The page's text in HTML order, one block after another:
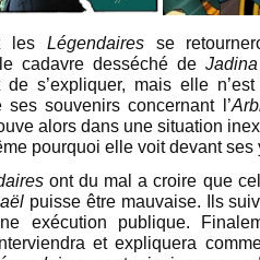
les Légendaires se
cadavre desséché deJadina
de s’expliquer, mais elle
ses souvenirs concernant l’
alors dans une situation
pourquoi elle voit devant
ont du mal a croire que
puisse être mauvaise. Ils
exécution publique.
et expliquera